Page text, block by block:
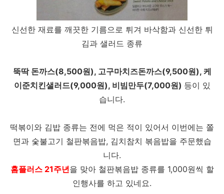
신선한 재료를 깨끗한 기름으로 튀겨 바삭함과 신선한 튀
김과 샐러드 종류
뚝딱 돈까스(8,500원), 고구마치즈돈까스(9,500원), 케
이준치킨샐러드(9,000원), 비빔만두(7,000원) 등이 있
습니다.
떡볶이와 김밥 종류는 전에 먹은 적이 있어서 이번에는 쫄
면과 숯불고기 철판볶음밥, 김치참치 볶음밥을 주문했습
니다.
홈플러스 21주년을 맞아 철판볶음밥 종류를 1,000원씩 할
인행사를 하고 있네요.